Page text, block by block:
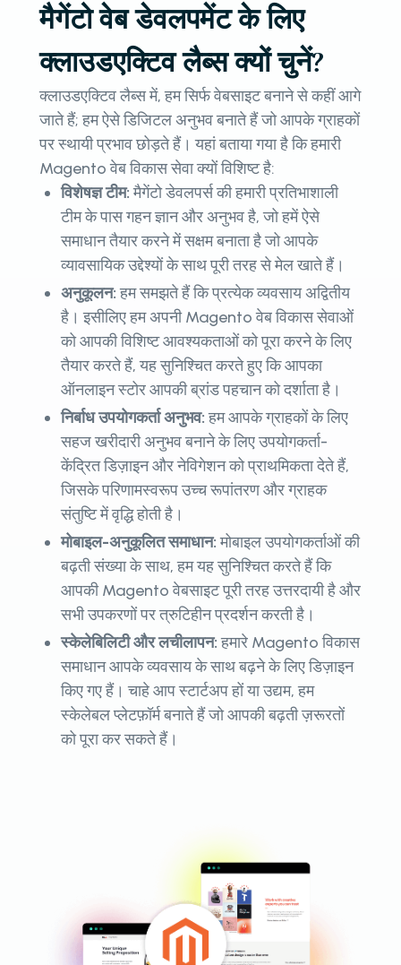
मैगेंटो वेब डेवलपमेंट के लिए
क्लाउडएक्टिव लैब्स क्यों चुनें?
क्लाउडएक्टिव लैब्स में, हम सिर्फ वेबसाइट बनाने से कहीं आगे
जाते हैं; हम ऐसे डिजिटल अनुभव बनाते हैं जो आपके ग्राहकों
पर स्थायी प्रभाव छोड़ते हैं। यहां बताया गया है कि हमारी
Magento वेब विकास सेवा क्यों विशिष्ट है:
विशेषज्ञ टीम:मैगेंटो डेवलपर्स की हमारी प्रतिभाशाली
टीम के पास गहन ज्ञान और अनुभव है, जो हमें ऐसे
समाधान तैयार करने में सक्षम बनाता है जो आपके
व्यावसायिक उद्देश्यों के साथ पूरी तरह से मेल खाते हैं।
अनुकूलन:हम समझते हैं कि प्रत्येक व्यवसाय अद्वितीय
है। इसीलिए हम अपनी Magento वेब विकास सेवाओं
को आपकी विशिष्ट आवश्यकताओं को पूरा करने के लिए
तैयार करते हैं, यह सुनिश्चित करते हुए कि आपका
ऑनलाइन स्टोर आपकी ब्रांड पहचान को दर्शाता है।
निर्बाध उपयोगकर्ता अनुभव:हम आपके ग्राहकों के लिए
सहज खरीदारी अनुभव बनाने के लिए उपयोगकर्ता-
केंद्रित डिज़ाइन और नेविगेशन को प्राथमिकता देते हैं,
जिसके परिणामस्वरूप उच्च रूपांतरण और ग्राहक
संतुष्टि में वृद्धि होती है।
मोबाइल-अनुकूलित समाधान:मोबाइल उपयोगकर्ताओं की
बढ़ती संख्या के साथ, हम यह सुनिश्चित करते हैं कि
आपकी Magento वेबसाइट पूरी तरह उत्तरदायी है और
सभी उपकरणों पर त्रुटिहीन प्रदर्शन करती है।
स्केलेबिलिटी और लचीलापन:हमारे Magento विकास
समाधान आपके व्यवसाय के साथ बढ़ने के लिए डिज़ाइन
किए गए हैं। चाहे आप स्टार्टअप हों या उद्यम, हम
स्केलेबल प्लेटफ़ॉर्म बनाते हैं जो आपकी बढ़ती ज़रूरतों
को पूरा कर सकते हैं।